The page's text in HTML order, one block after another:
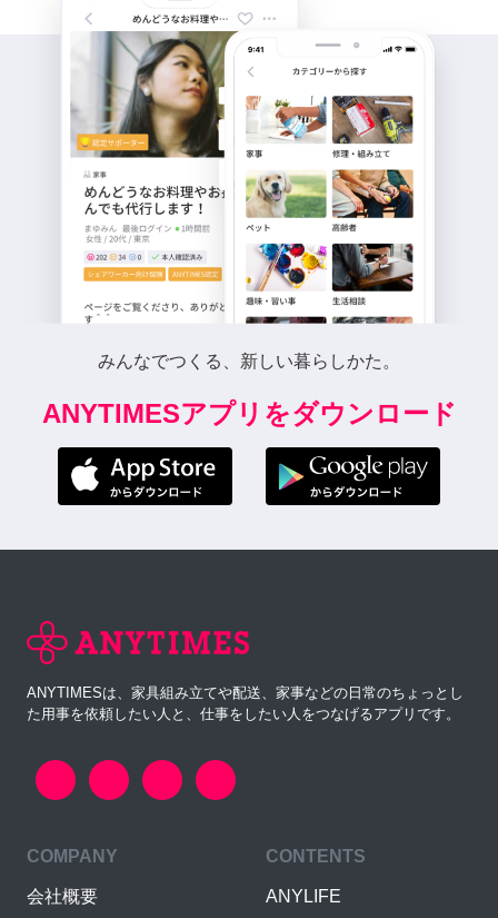
みんなでつくる、新しい暮らしかた。
ANYTIMESアプリをダウンロード
ANYTIMESは、家具組み立てや配送、家事などの日常のちょっとし
た用事を依頼したい人と、仕事をしたい人をつなげるアプリです。
COMPANY
会社概要
CONTENTS
ANYLIFE